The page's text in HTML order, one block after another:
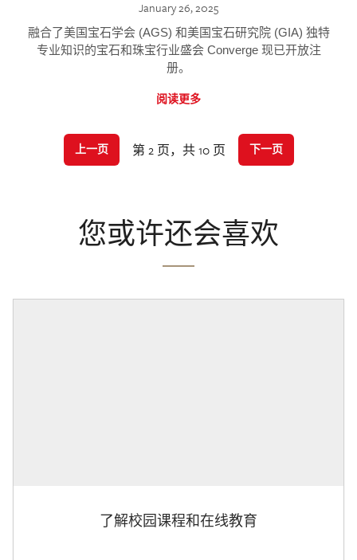
January 26, 2025
融合了美国宝石学会 (AGS) 和美国宝石研究院 (GIA) 独特
专业知识的宝石和珠宝行业盛会 Converge 现已开放注
册。
阅读更多
上一页 第 2 页，共 10 页 下一页
您或许还会喜欢
了解校园课程和在线教育